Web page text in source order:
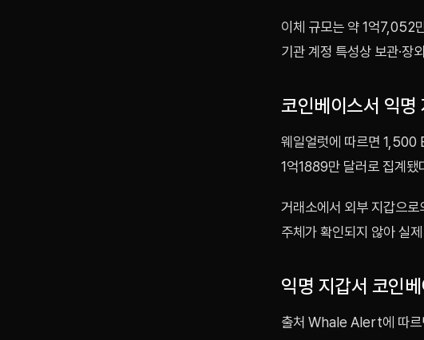
이체 규모는 약 1억7,052
기관 계정 특성상 보관·장
코인베이스서 익
웨일얼럿에 따르면 1,500
1억1889만 달러로 집계됐
거래소에서 외부 지갑으
주체가 확인되지 않아 실
익명 지갑서 코인
출처 Whale Alert에 따르